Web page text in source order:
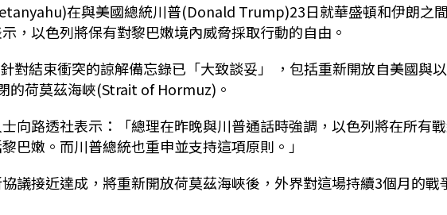
在與美國總統川普(Donald Trump)23日就華盛頓和伊朗之
，以色列將保有對黎巴嫩境內威脅採取行動的自由。
針對結束衝突的諒解備忘錄已「大致談妥」
，包括重新開放自美國與以
的荷莫茲海峽(Strait of Hormuz)。
向路透社表示：「總理在昨晚與川普通話時強調，以色列將在所有
巴嫩。而川普總統也重申並支持這項原則。」
議接近達成，將重新開放荷莫茲海峽後，外界對這場持續3個月的戰